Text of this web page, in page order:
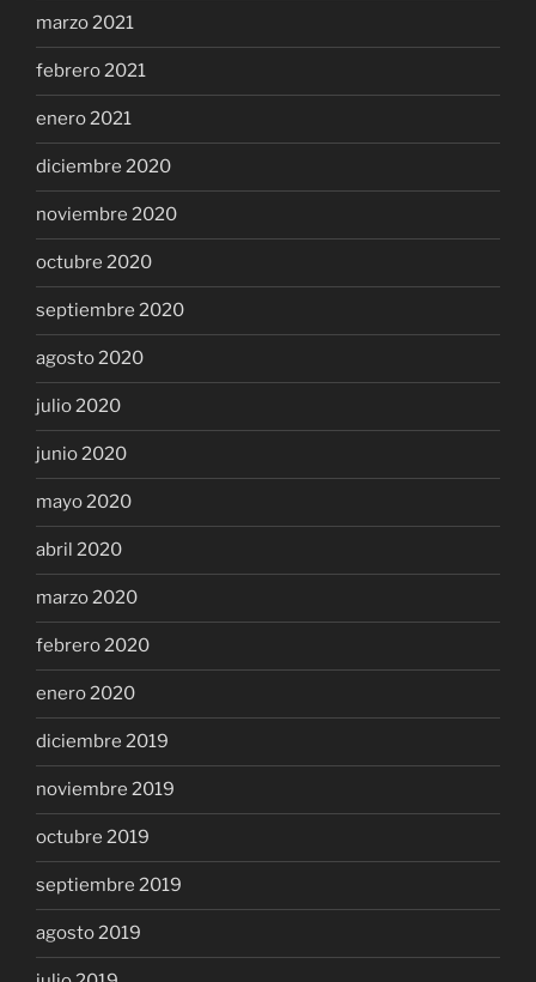
marzo 2021
febrero 2021
enero 2021
diciembre 2020
noviembre 2020
octubre 2020
septiembre 2020
agosto 2020
julio 2020
junio 2020
mayo 2020
abril 2020
marzo 2020
febrero 2020
enero 2020
diciembre 2019
noviembre 2019
octubre 2019
septiembre 2019
agosto 2019